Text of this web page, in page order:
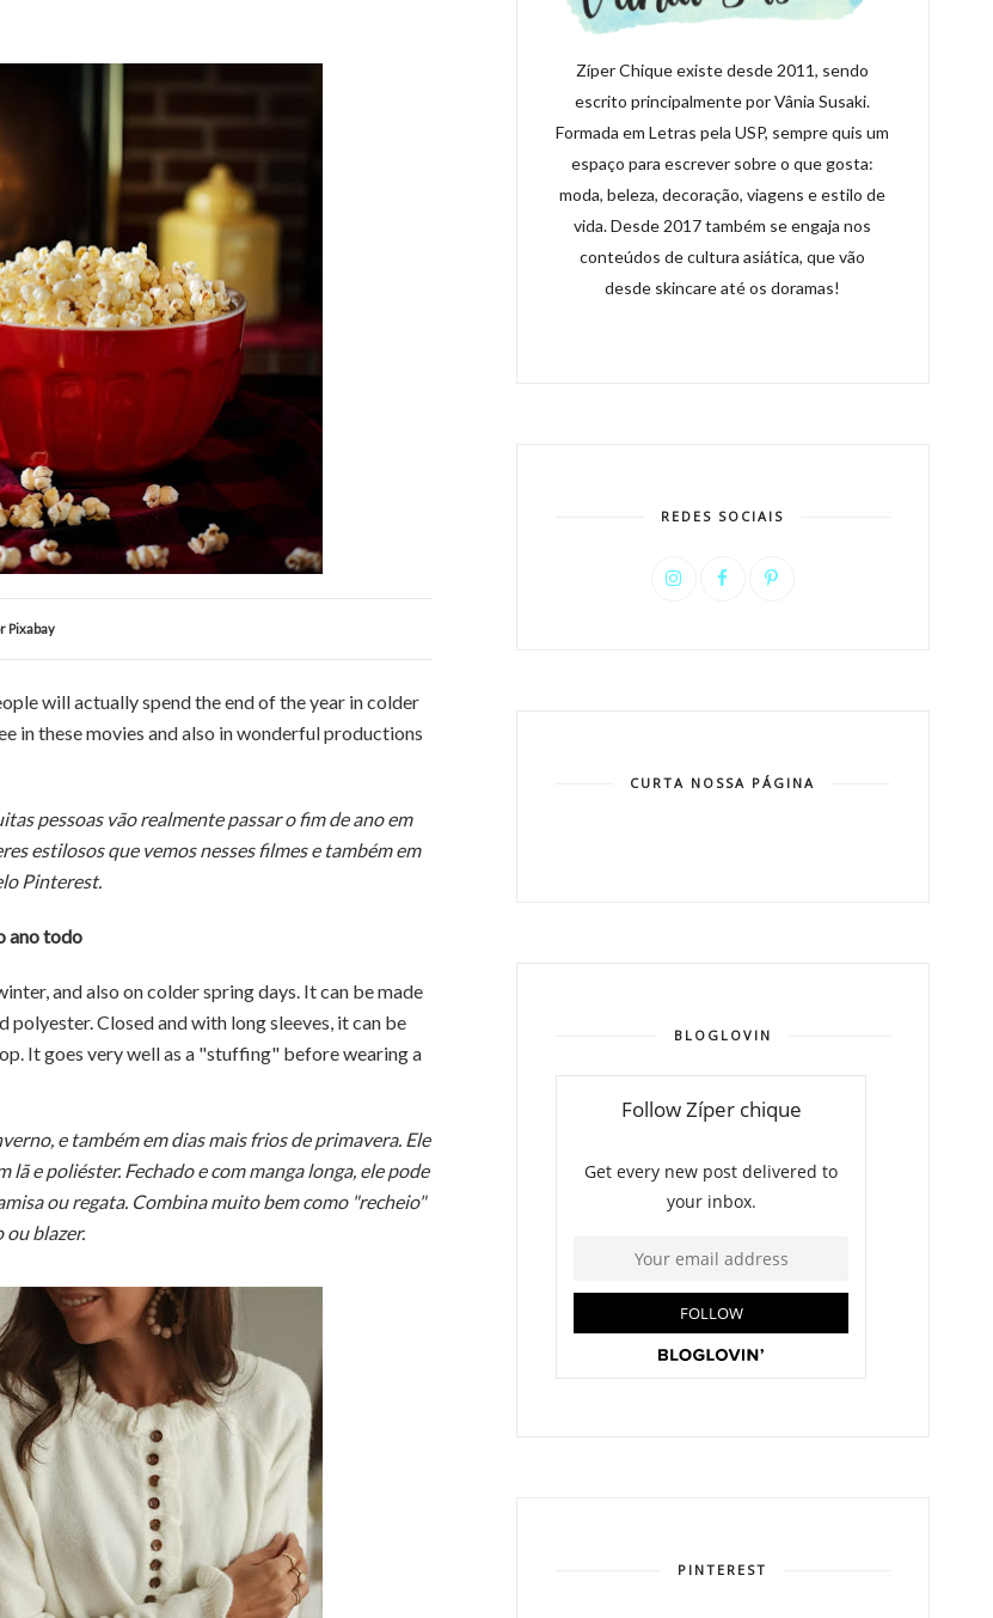
Pixabay
will actually spend the end of the year in colder
in these movies and also in wonderful productions
pessoas vão realmente passar o fim de ano em
estilosos que vemos nesses filmes e também em
Pinterest.
ano todo
and also on colder spring days. It can be made
Closed and with long sleeves, it can be
It goes very well as a "stuffing" before wearing a
e também em dias mais frios de primavera. Ele
e poliéster. Fechado e com manga longa, ele pode
ou regata. Combina muito bem como "recheio"
ou blazer.
Zíper Chique existe desde 2011, sendo
escrito principalmente por Vânia Susaki.
Formada em Letras pela USP, sempre quis um
espaço para escrever sobre o que gosta:
moda, beleza, decoração, viagens e estilo de
vida. Desde 2017 também se engaja nos
conteúdos de cultura asiática, que vão
desde skincare até os doramas!
REDES SOCIAIS
CURTA NOSSA PÁGINA
BLOGLOVIN
PINTEREST